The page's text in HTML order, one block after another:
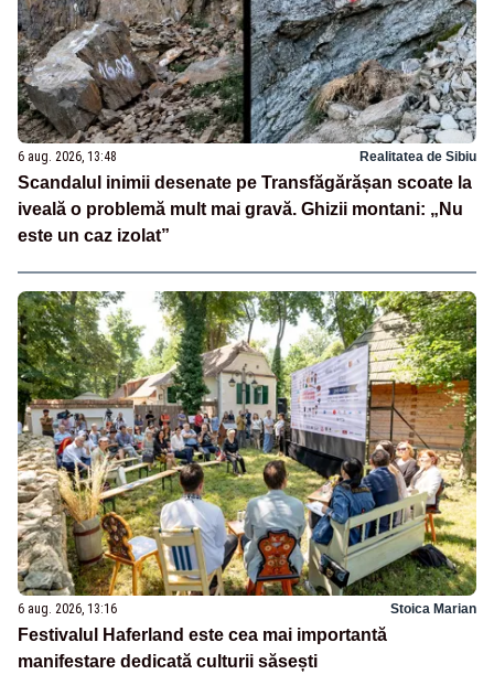
6 aug. 2026, 13:48 Realitatea de Sibiu
Scandalul inimii desenate pe Transfăgărășan scoate la
iveală o problemă mult mai gravă. Ghizii montani: „Nu
este un caz izolat”
6 aug. 2026, 13:16 Stoica Marian
Festivalul Haferland este cea mai importantă
manifestare dedicată culturii săsești